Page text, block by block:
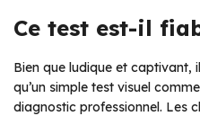
Ce test est-il
Bien que ludique et captivant,
qu’un simple test visuel
diagnostic professionnel. Les